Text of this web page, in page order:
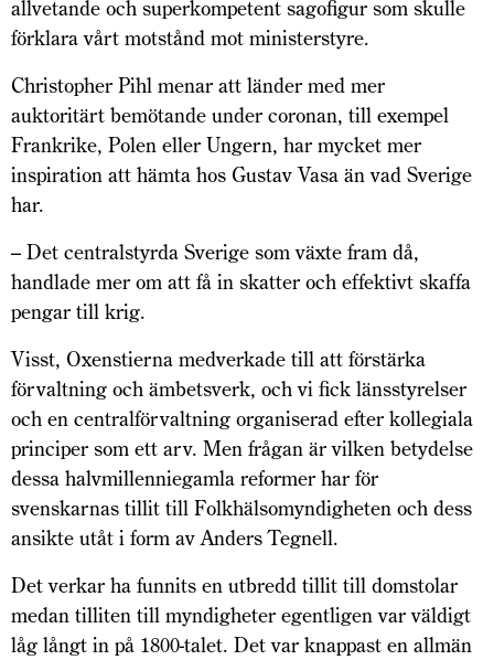
allvetande och superkompetent sagofigur som skulle
förklara vårt motstånd mot ministerstyre.
Christopher Pihl menar att länder med mer
auktoritärt bemötande under coronan, till exempel
Frankrike, Polen eller Ungern, har mycket mer
inspiration att hämta hos Gustav Vasa än vad Sverige
har.
– Det centralstyrda Sverige som växte fram då,
handlade mer om att få in skatter och effektivt skaffa
pengar till krig.
Visst, Oxenstierna medverkade till att förstärka
förvaltning och ämbetsverk, och vi fick länsstyrelser
och en centralförvaltning organiserad efter kollegiala
principer som ett arv. Men frågan är vilken betydelse
dessa halvmillenniegamla reformer har för
svenskarnas tillit till Folkhälsomyndigheten och dess
ansikte utåt i form av Anders Tegnell.
Det verkar ha funnits en utbredd tillit till domstolar
medan tilliten till myndigheter egentligen var väldigt
låg långt in på 1800-talet. Det var knappast en allmän